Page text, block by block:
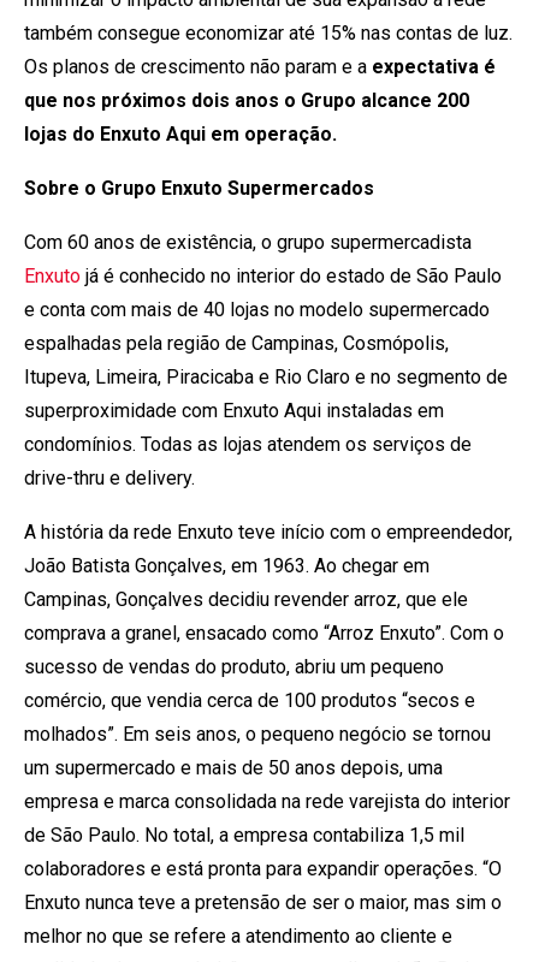
também consegue economizar até 15% nas contas de luz.
Os planos de crescimento não param e a expectativa é
que nos próximos dois anos o Grupo alcance 200
lojas do Enxuto Aqui em operação.
Sobre o Grupo Enxuto Supermercados
Com 60 anos de existência, o grupo supermercadista
Enxuto já é conhecido no interior do estado de São Paulo
e conta com mais de 40 lojas no modelo supermercado
espalhadas pela região de Campinas, Cosmópolis,
Itupeva, Limeira, Piracicaba e Rio Claro e no segmento de
superproximidade com Enxuto Aqui instaladas em
condomínios. Todas as lojas atendem os serviços de
drive-thru e delivery.
A história da rede Enxuto teve início com o empreendedor,
João Batista Gonçalves, em 1963. Ao chegar em
Campinas, Gonçalves decidiu revender arroz, que ele
comprava a granel, ensacado como “Arroz Enxuto”. Com o
sucesso de vendas do produto, abriu um pequeno
comércio, que vendia cerca de 100 produtos “secos e
molhados”. Em seis anos, o pequeno negócio se tornou
um supermercado e mais de 50 anos depois, uma
empresa e marca consolidada na rede varejista do interior
de São Paulo. No total, a empresa contabiliza 1,5 mil
colaboradores e está pronta para expandir operações. “O
Enxuto nunca teve a pretensão de ser o maior, mas sim o
melhor no que se refere a atendimento ao cliente e